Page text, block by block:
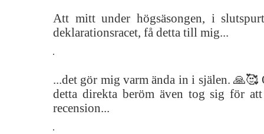
Att mitt under högsäsongen, i
deklarationsracet, få detta till mig...
...det gör mig varm ända in i själen. 🙏🥰
detta direkta beröm även tog sig för
recension...